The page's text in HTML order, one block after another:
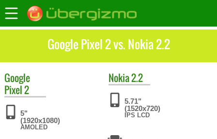
Google Pixel 2 vs. Nokia 2.2
Google
Pixel 2
5"
(1920x1080)
AMOLED
Nokia2.2
5.71"
(1520x720)
IPS LCD